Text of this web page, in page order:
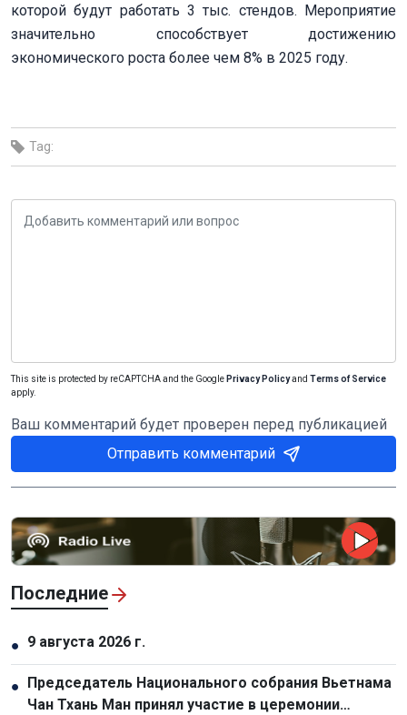
которой будут работать 3 тыс. стендов. Мероприятие
значительно способствует достижению
экономического роста более чем 8% в 2025 году.
Tag:
This site is protected by reCAPTCHA and the Google Privacy Policyand Terms of Service
apply.
Ваш комментарий будет проверен перед публикацией
Отправить комментарий
Последние
● 9 августа 2026 г.
● Председатель Национального собрания Вьетнама
Чан Тхань Ман принял участие в церемонии